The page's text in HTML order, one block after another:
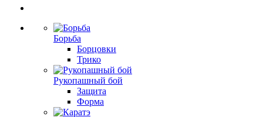
Борьба
Борцовки
Трико
Рукопашный бой
Защита
Форма